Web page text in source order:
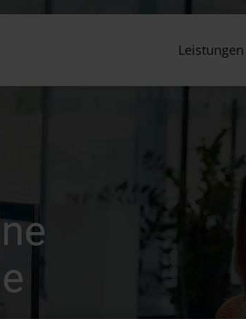
Leistungen